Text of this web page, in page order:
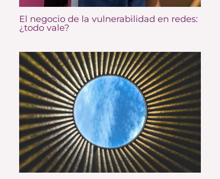
El negocio de la vulnerabilidad en redes:
¿todo vale?